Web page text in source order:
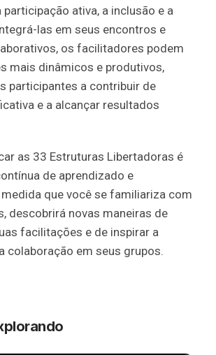
ativa, a inclusão e a
las em seus encontros e
os facilitadores podem
mais dinâmicos e produtivos,
participantes a contribuir de
e a alcançar resultados
as 33 Estruturas Libertadoras é
de aprendizado e
que você se familiariza com
descobrirá novas maneiras de
facilitações e de inspirar a
colaboração em seus grupos.